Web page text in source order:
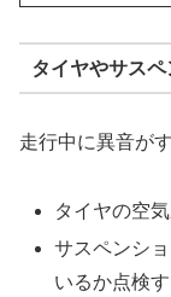
タイヤやサス
走行中に異音が
タイヤの空
サスペンシ
いるか点検